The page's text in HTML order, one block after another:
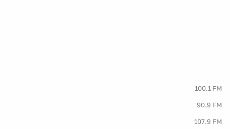
100.1 FM
90.9 FM
107.9 FM